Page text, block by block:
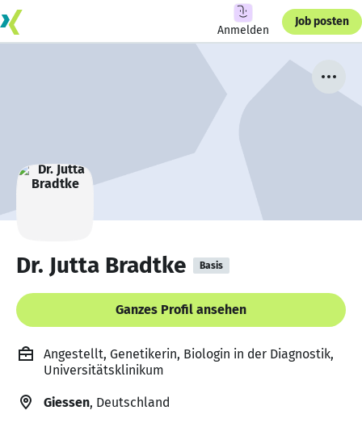
Anmelden
Job posten
Dr. Jutta Bradtke Basis
Ganzes Profil ansehen
Angestellt, Genetikerin, Biologin in der Diagnostik,
Universitätsklinikum
Giessen, Deutschland